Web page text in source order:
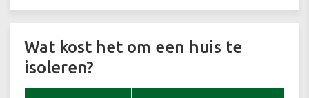
Wat kost het om een huis te
isoleren?